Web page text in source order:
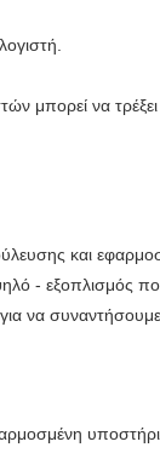
μπορεί να
και
- εξοπλισμός
να